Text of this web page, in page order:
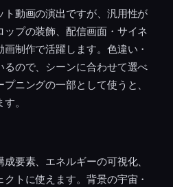
ト動画の演出ですが、汎用性が
プの装飾、配信画面・サイネ
制作で活躍します。色違い・
ので、シーンに合わせて選べ
ニングの一部として使うと、
。
要素、エネルギーの可視化、
トに使えます。背景の宇宙・